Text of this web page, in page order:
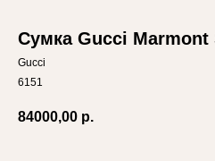
Сумка Gucci Marmont
Gucci
6151
84000,00 р.